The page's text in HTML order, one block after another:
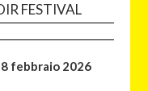
FESTIVAL
8 febbraio 2026